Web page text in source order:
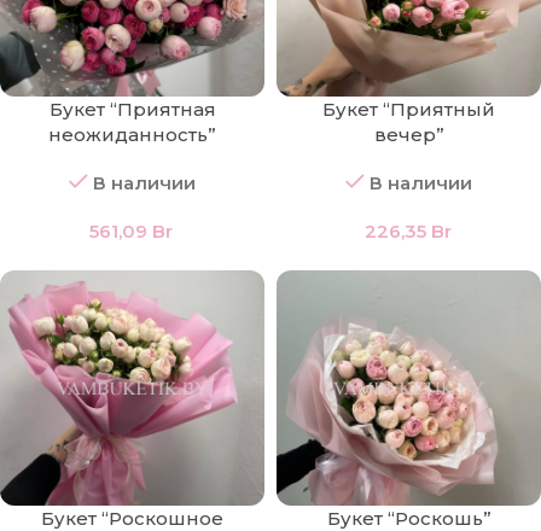
Букет “Приятная
неожиданность”
В наличии
561,09 Br
Букет “Приятный
вечер”
В наличии
226,35 Br
Букет “Роскошное
Букет “Роскошь”